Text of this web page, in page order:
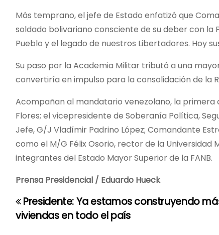
Más temprano, el jefe de Estado enfatizó que
soldado bolivariano consciente de su deber con
Pueblo y el legado de nuestros Libertadores. Hoy
Su paso por la Academia Militar tributó a una
convertiría en impulso para la consolidación de la
Acompañan al mandatario venezolano, la primera
Flores; el vicepresidente de Soberanía Política,
Jefe, G/J Vladímir Padrino López; Comandante
como el M/G Félix Osorio, rector de la Universidad
integrantes del Estado Mayor Superior de la FANB.
Prensa Presidencial / Eduardo Hueck
NPresidente: Ya estamos construyendo
viviendas en todo el país